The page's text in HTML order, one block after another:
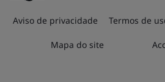
Aviso de privacidade Termos de
Mapa do site